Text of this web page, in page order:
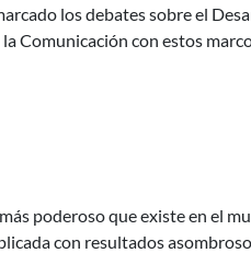
los debates sobre el
Comunicación con estos
poderoso que existe en el
con resultados